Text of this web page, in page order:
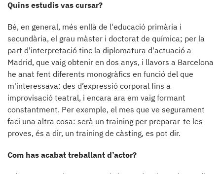
Quins estudis vas cursar?
Bé, en general, més enllà de l'educació primària i
secundària, el grau màster i doctorat de química; per la
part d'interpretació tinc la diplomatura d'actuació a
Madrid, que vaig obtenir en dos anys, i llavors a Barcelona
he anat fent diferents monogràfics en funció del que
m'interessava: des d’expressió corporal fins a
improvisació teatral, i encara ara em vaig formant
constantment. Per exemple, el mes que ve segurament
faci una altra cosa: serà un training per preparar-te les
proves, és a dir, un training de càsting, es pot dir.
Com has acabat treballant d’actor?